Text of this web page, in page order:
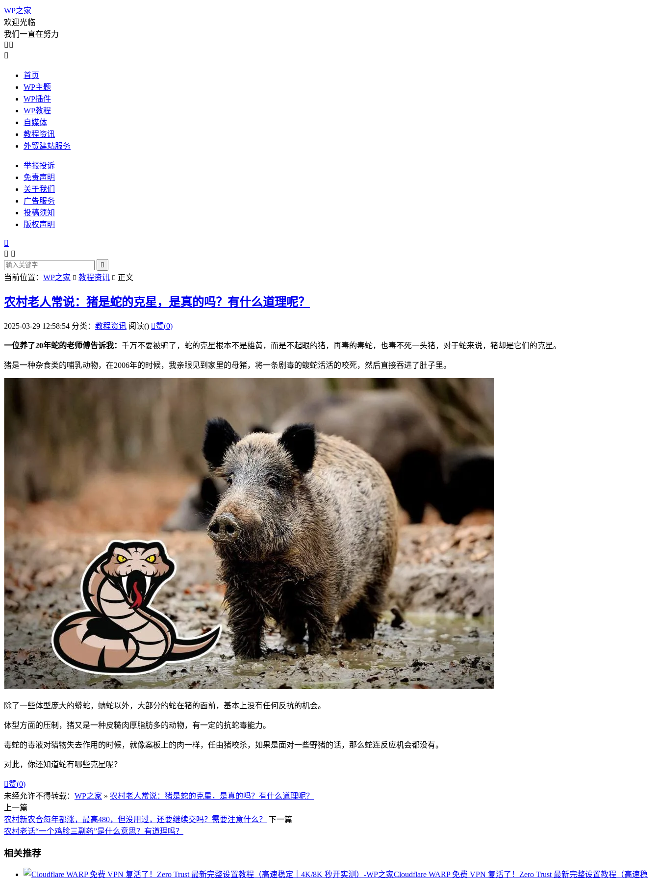
WP之家
欢迎光临
我们一直在努力
 

首页
WP主题
WP插件
WP教程
自媒体
教程资讯
外贸建站服务
举报投诉
免责声明
关于我们
广告服务
投稿须知
版权声明

 

当前位置： WP之家  教程资讯  正文
农村老人常说：猪是蛇的克星，是真的吗？有什么道理呢？
2025-03-29 12:58:54 分类： 教程资讯 阅读() 赞(0)
一位养了20年蛇的老师傅告诉我： 千万不要被骗了，蛇的克星根本不是雄黄，而是不起眼的猪，再毒的毒蛇，也毒不死一头猪，对于蛇来说，猪却是它们的克星。
猪是一种杂食类的哺乳动物，在2006年的时候，我亲眼见到家里的母猪，将一条剧毒的蝮蛇活活的咬死，然后直接吞进了肚子里。
除了一些体型庞大的蟒蛇，蚺蛇以外，大部分的蛇在猪的面前，基本上没有任何反抗的机会。
体型方面的压制，猪又是一种皮糙肉厚脂肪多的动物，有一定的抗蛇毒能力。
毒蛇的毒液对猎物失去作用的时候，就像案板上的肉一样，任由猪咬杀，如果是面对一些野猪的话，那么蛇连反应机会都没有。
对此，你还知道蛇有哪些克星呢？
赞(0)
未经允许不得转载： WP之家 » 农村老人常说：猪是蛇的克星，是真的吗？有什么道理呢？
上一篇
农村新农合每年都涨，最高480，但没用过，还要继续交吗？需要注意什么？
下一篇
农村老话“一个鸡胗三副药”是什么意思？有道理吗？
相关推荐
Cloudflare WARP 免费 VPN 复活了！Zero Trust 最新完整设置教程（高速稳